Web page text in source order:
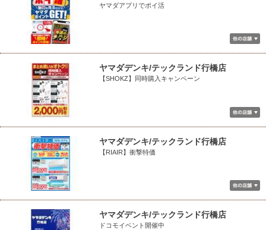
ヤマダアプリでポイ活
ヤマダデンキ/テックランド行橋店
【SHOKZ】同時購入キャンペーン
ヤマダデンキ/テックランド行橋店
【RIAIR】衝撃特価
ヤマダデンキ/テックランド行橋店
ドコモイベント開催中